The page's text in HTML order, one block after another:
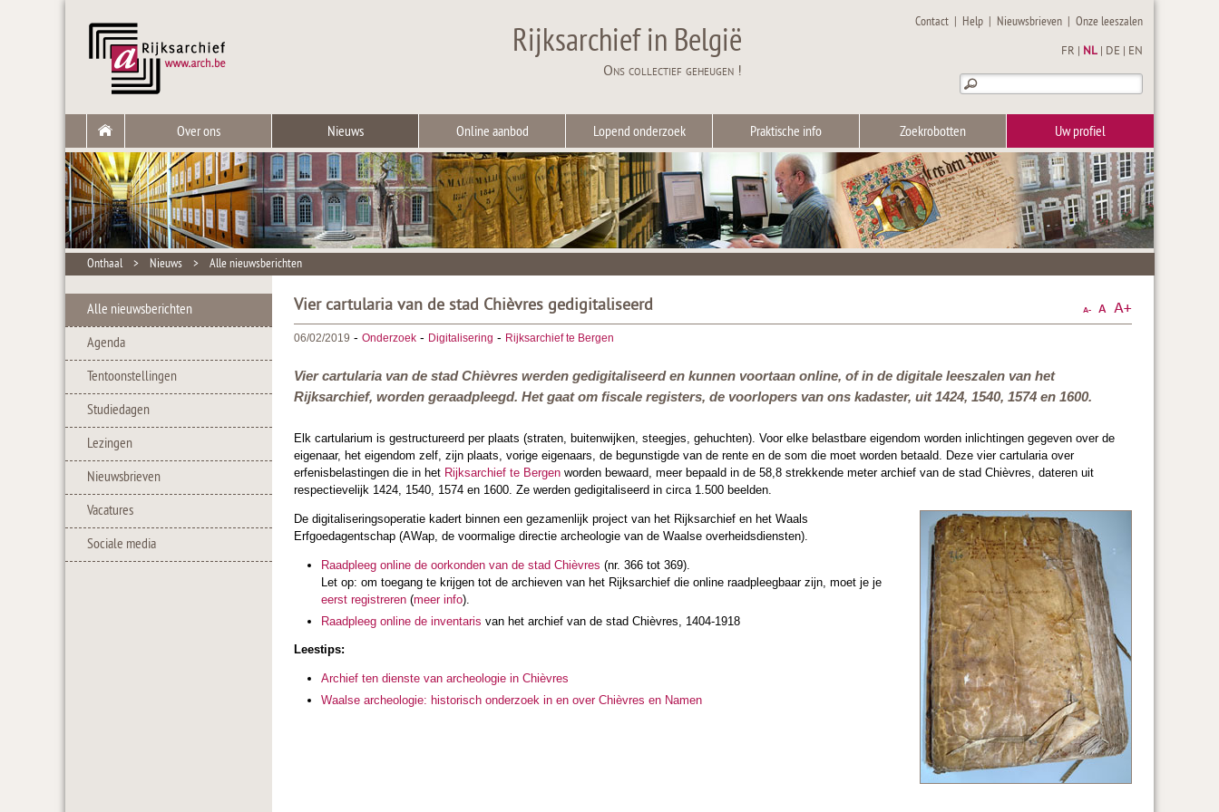
Rijksarchief in België
Ons collectief geheugen !
Contact | Help | Nieuwsbrieven |Onze leeszalen
FR NL DE EN
Over ons Nieuws Online aanbod Lopend onderzoek Praktische info Zoekrobotten Uw profiel
Onthaal > Nieuws > Alle nieuwsberichten
Alle nieuwsberichten
Agenda
Tentoonstellingen
Studiedagen
Lezingen
Nieuwsbrieven
Vacatures
Sociale media
Vier cartularia van de stad Chièvres gedigitaliseerd
06/02/2019 - Onderzoek - Digitalisering - Rijksarchief te Bergen
Vier cartularia van de stad Chièvres werden gedigitaliseerd en kunnen voortaan online, of in de digitale leeszalen van het
Rijksarchief, worden geraadpleegd. Het gaat om fiscale registers, de voorlopers van ons kadaster, uit 1424, 1540, 1574 en 1600.
Elk cartularium is gestructureerd per plaats (straten, buitenwijken, steegjes, gehuchten). Voor elke belastbare eigendom worden inlichtingen gegeven over de
eigenaar, het eigendom zelf, zijn plaats, vorige eigenaars, de begunstigde van de rente en de som die moet worden betaald. Deze vier cartularia over
erfenisbelastingen die in het Rijksarchief te Bergen worden bewaard, meer bepaald in de 58,8 strekkende meter archief van de stad Chièvres, dateren uit
respectievelijk 1424, 1540, 1574 en 1600. Ze werden gedigitaliseerd in circa 1.500 beelden.
De digitaliseringsoperatie kadert binnen een gezamenlijk project van het Rijksarchief en het Waals
Erfgoedagentschap (AWap, de voormalige directie archeologie van de Waalse overheidsdiensten).
Raadpleeg online de oorkonden van de stad Chièvres (nr. 366 tot 369).
Let op: om toegang te krijgen tot de archieven van het Rijksarchief die online raadpleegbaar zijn, moet je je
eerst registreren (meer info).
Raadpleeg online de inventaris van het archief van de stad Chièvres, 1404-1918
Leestips:
Archief ten dienste van archeologie in Chièvres
Waalse archeologie: historisch onderzoek in en over Chièvres en Namen